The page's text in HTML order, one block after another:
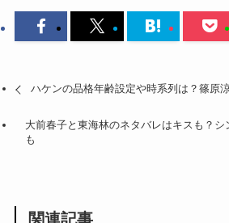
ハケンの品格年齢設定や時系列は？篠原
大前春子と東海林のネタバレはキスも？
も
関連記事